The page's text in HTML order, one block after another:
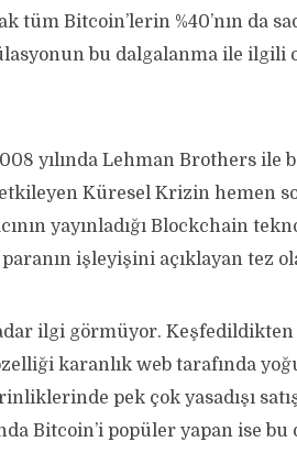
tüm Bitcoin’lerin %40’nın da
bu dalgalanma ile
yılında Lehman Brothers ile
Küresel Krizin hemen
yayınladığı Blockchain
işleyişini açıklayan tez
ilgi görmüyor.
karanlık web tarafında
pek çok yasadışı
Bitcoin’i popüler yapan ise bu